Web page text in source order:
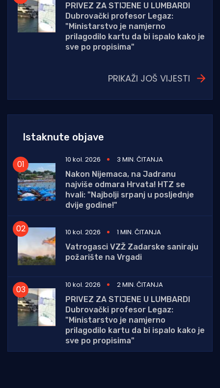
PRIVEZ ZA STIJENE U LUMBARDI
Dubrovački profesor Legaz:
"Ministarstvo je namjerno
prilagodilo kartu da bi ispalo kako je
sve po propisima"
PRIKAŽI JOŠ VIJESTI
Istaknute objave
10 kol. 2026
3 MIN. ČITANJA
Nakon Nijemaca, na Jadranu
najviše odmara Hrvata! HTZ se
hvali: "Najbolji srpanj u posljednje
dvije godine!"
10 kol. 2026
1 MIN. ČITANJA
Vatrogasci VZŽ Zadarske saniraju
požarište na Vrgadi
10 kol. 2026
2 MIN. ČITANJA
PRIVEZ ZA STIJENE U LUMBARDI
Dubrovački profesor Legaz:
"Ministarstvo je namjerno
prilagodilo kartu da bi ispalo kako je
sve po propisima"